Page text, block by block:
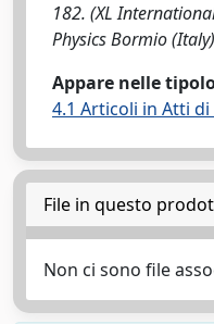
182. (XL
Physics Bormio
Appare nelle
4.1 Articoli in Atti
File in questo
Non ci sono file